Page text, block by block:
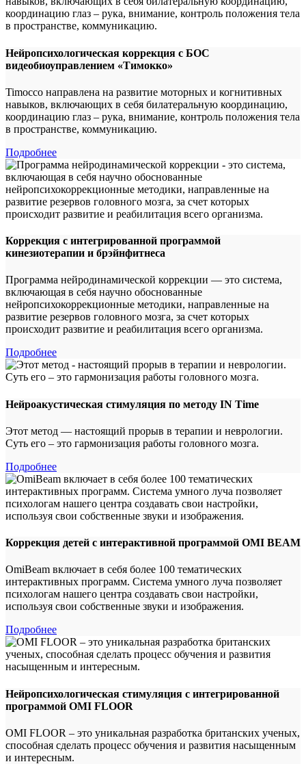
Нейропсихологическая коррекция с БОС
видеобиоуправлением «Тимокко»
Timocco направлена на развитие моторных и когнитивных
навыков, включающих в себя билатеральную координацию,
координацию глаз – рука, внимание, контроль положения тела
в пространстве, коммуникацию.
Подробнее
Коррекция с интегрированной программой
кинезиотерапии и брэйнфитнеса
Программа нейродинамической коррекции — это система,
включающая в себя научно обоснованные
нейропсихокоррекционные методики, направленные на
развитие резервов головного мозга, за счет которых
происходит развитие и реабилитация всего организма.
Подробнее
Нейроакустическая стимуляция по методу IN Time
Этот метод — настоящий прорыв в терапии и неврологии.
Суть его – это гармонизация работы головного мозга.
Подробнее
Коррекция детей с интерактивной программой OMI BEAM
ОmiBeam включает в себя более 100 тематических
интерактивных программ. Система умного луча позволяет
психологам нашего центра создавать свои настройки,
используя свои собственные звуки и изображения.
Подробнее
Нейропсихологическая стимуляция с интегрированной
программой OMI FLOOR
OMI FLOOR – это уникальная разработка британских ученых,
способная сделать процесс обучения и развития насыщенным
и интересным.